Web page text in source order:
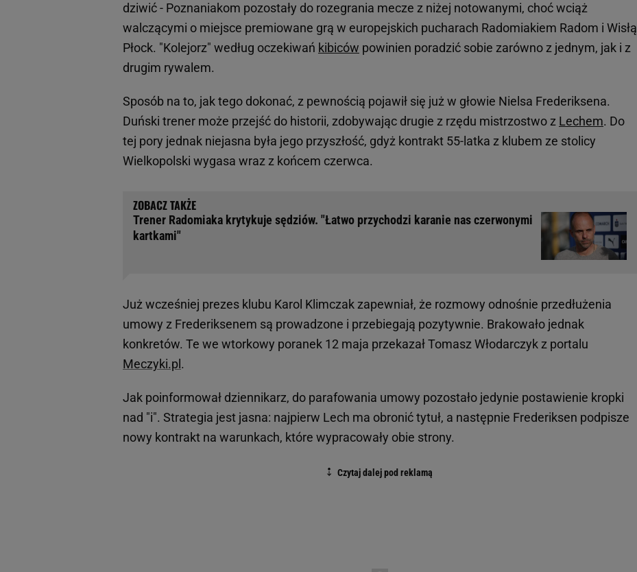
dziwić - Poznaniakom pozostały do rozegrania mecze z niżej notowanymi, choć wciąż
walczącymi o miejsce premiowane grą w europejskich pucharach Radomiakiem Radom i Wisłą
Płock. "Kolejorz" według oczekiwań kibiców powinien poradzić sobie zarówno z jednym, jak i z
drugim rywalem.
Sposób na to, jak tego dokonać, z pewnością pojawił się już w głowie Nielsa Frederiksena.
Duński trener może przejść do historii, zdobywając drugie z rzędu mistrzostwo z Lechem. Do
tej pory jednak niejasna była jego przyszłość, gdyż kontrakt 55-latka z klubem ze stolicy
Wielkopolski wygasa wraz z końcem czerwca.
Trener Radomiaka krytykuje sędziów. "Łatwo przychodzi karanie nas czerwonymi
kartkami"
Już wcześniej prezes klubu Karol Klimczak zapewniał, że rozmowy odnośnie przedłużenia
umowy z Frederiksenem są prowadzone i przebiegają pozytywnie. Brakowało jednak
konkretów. Te we wtorkowy poranek 12 maja przekazał Tomasz Włodarczyk z portalu
Meczyki.pl .
Jak poinformował dziennikarz, do parafowania umowy pozostało jedynie postawienie kropki
nad "i". Strategia jest jasna: najpierw Lech ma obronić tytuł, a następnie Frederiksen podpisze
nowy kontrakt na warunkach, które wypracowały obie strony.